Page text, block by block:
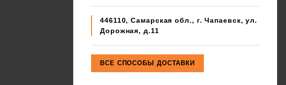
446110, Самарская обл., г. Чапаевск, ул.
Дорожная, д.11